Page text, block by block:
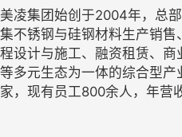
美凌集团始创于2004年，总
集不锈钢与硅钢材料生产销
程设计与施工、融资租赁、
等多元生态为一体的综合型
家，现有员工800余人，年营